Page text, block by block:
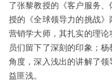
了张黎教授的《客户服务
授的《全球领导力的挑战
营销学大师，其扎实的理
员们留下了深刻的印象；
角度，深入浅出的讲解了
益匪浅。